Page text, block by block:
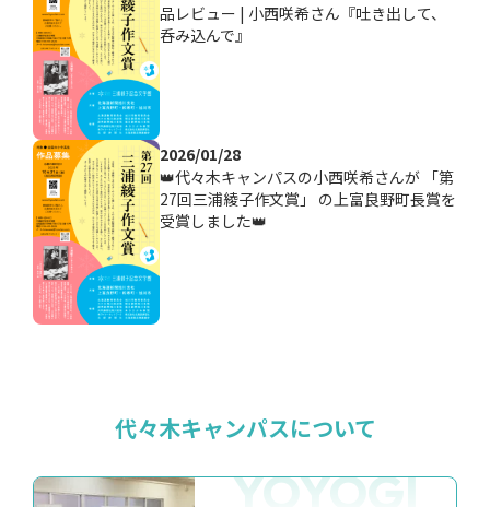
品レビュー | 小西咲希さん『吐き出して、
呑み込んで』
2026/01/28
👑代々木キャンパスの小西咲希さんが 「第
27回三浦綾子作文賞」 の上富良野町長賞を
受賞しました👑
代々木キャンパスについて
YOYOGI